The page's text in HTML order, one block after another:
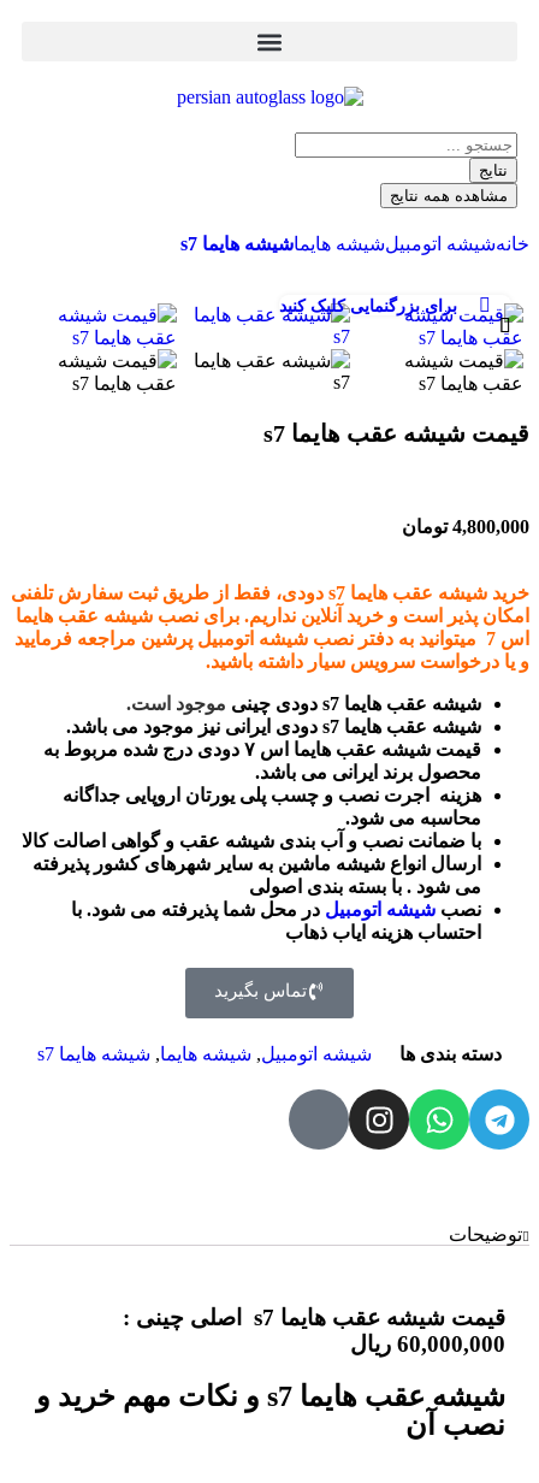
نتایج
مشاهده همه نتایج
خانهشیشه اتومبیلشیشه هایماشیشه هایما s7
برای بزرگنمایی کلیک کنید
قیمت شیشه عقب هایما s7
4,800,000 تومان
خرید شیشه عقب هایما s7 دودی
، فقط از طریق ثبت سفارش تلفنی
امکان پذیر است و خرید آنلاین نداریم. برای نصب شیشه عقب هایما
اس 7 میتوانید به دفتر نصب شیشه اتومبیل پرشین مراجعه فرمایید
و یا درخواست سرویس سیار داشته باشید.
شیشه عقب هایما s7 دودی چینی
موجود است.
شیشه عقب هایما s7 دودی ایرانی نیز موجود می باشد.
قیمت شیشه عقب هایما اس ۷ دودی درج شده مربوط به
محصول برند ایرانی می باشد.
هزینه اجرت نصب و چسب پلی یورتان اروپایی جداگانه
محاسبه می شود.
با ضمانت نصب و آب بندی شیشه عقب و گواهی اصالت کالا
ارسال انواع شیشه ماشین به سایر شهرهای کشور پذیرفته
می شود . با بسته بندی اصولی
نصب شیشه اتومبیل در محل شما پذیرفته می شود. با
احتساب هزینه ایاب ذهاب
تماس بگیرید
دسته بندی ها شیشه اتومبیل, شیشه هایما, شیشه هایما s7
توضیحات
قیمت شیشه عقب هایما s7 اصلی چینی :
60,000,000 ریال
شیشه عقب هایما s7 و نکات مهم خرید و
نصب آن